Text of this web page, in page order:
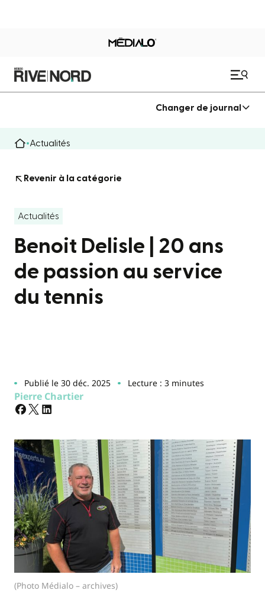
Changer de journal
Actualités
Revenir à la catégorie
Actualités
Benoit Delisle | 20 ans
de passion au service
du tennis
Publié le 30 déc. 2025 Lecture : 3 minutes
Pierre Chartier
(Photo Médialo – archives)